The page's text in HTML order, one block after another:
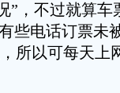
”，不过就算车
些电话订票未
所以可每天上